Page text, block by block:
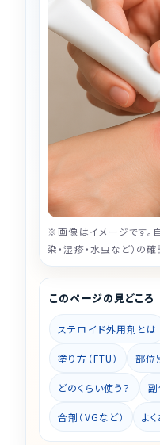
※画像はイメージです。
染・湿疹・水虫など）の確
このページの見どころ
ステロイド外用剤とは
塗り方（FTU） 部位
どのくらい使う？
合剤（VGなど） よ